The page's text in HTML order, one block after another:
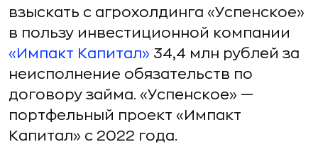
взыскать с агрохолдинга «Успенское»
в пользу инвестиционной компании
«Импакт Капитал» 34,4 млн рублей за
неисполнение обязательств по
договору займа. «Успенское» —
портфельный проект «Импакт
Капитал» с 2022 года.